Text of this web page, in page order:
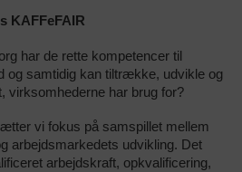
KAFFeFAIR
har de rette kompetencer til
og samtidig kan tiltrække, udvikle og
virksomhederne har brug for?
vi fokus på samspillet mellem
arbejdsmarkedets udvikling. Det
arbejdskraft, opkvalificering,